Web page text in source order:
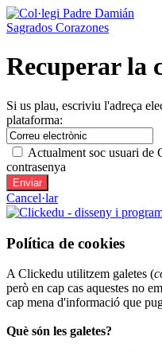
Recuperar la
Si us plau, escriviu l'adreça
plataforma:
Actualment soc usuari de
contrasenya
Cancel·lar
Política de cookies
A Clickedu utilitzem galetes (
però en cap cas aquestes no
cap mena d'informació que
Què són les galetes?